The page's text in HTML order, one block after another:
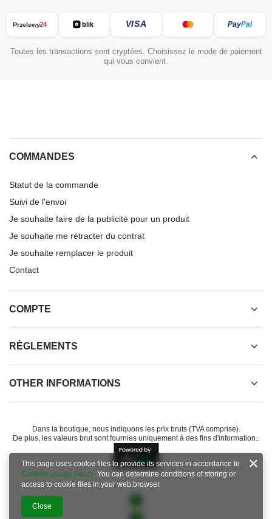
Przelewy24 blik VISA PayPal
Toutes les transactions sont cryptées. Choisissez le mode de paiement
qui vous convient.
COMMANDES
Statut de la commande
Suivi de l'envoi
Je souhaite faire de la publicité pour un produit
Je souhaite me rétracter du contrat
Je souhaite remplacer le produit
Contact
COMPTE
RÈGLEMENTS
OTHER INFORMATIONS
Dans la boutique, nous indiquons les prix bruts (TVA comprise).
De plus, les valeurs brut sont fournies uniquement à des fins d'information..
This page uses cookie files to provide its services in accordance to
Cookies Usage Policy. You can determine conditions of storing or
access to cookie files in your web browser.
Close